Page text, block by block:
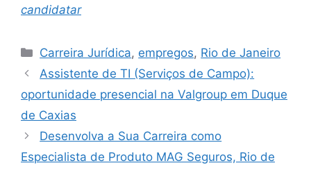
candidatar
Categories
Carreira Jurídica, empregos, Rio de Janeiro
Assistente de TI (Serviços de Campo):
oportunidade presencial na Valgroup em Duque
de Caxias
Desenvolva a Sua Carreira como
Especialista de Produto MAG Seguros, Rio de